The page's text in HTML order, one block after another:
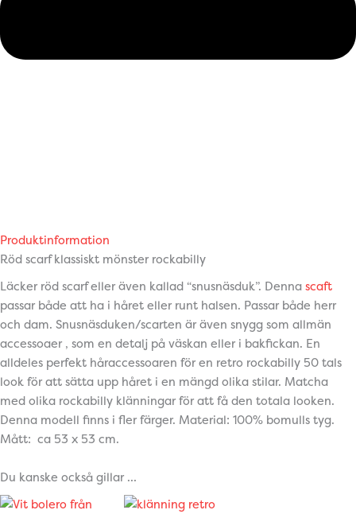
Produktinformation
Röd scarf klassiskt mönster rockabilly
Läcker röd scarf eller även kallad “snusnäsduk”. Denna scaft
passar både att ha i håret eller runt halsen. Passar både herr
och dam. Snusnäsduken/scarten är även snygg som allmän
accessoaer , som en detalj på väskan eller i bakfickan. En
alldeles perfekt håraccessoaren för en retro rockabilly 50 tals
look för att sätta upp håret i en mängd olika stilar. Matcha
med olika rockabilly klänningar för att få den totala looken.
Denna modell finns i fler färger. Material: 100% bomulls tyg.
Mått: ca 53 x 53 cm.
Du kanske också gillar …
Den